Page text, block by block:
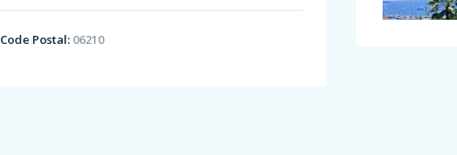
Code Postal:06210